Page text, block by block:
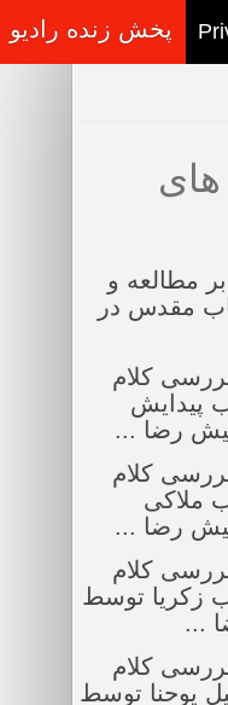
پخش زنده رادیو
های
مطالعه و
مقدس در
کلام
پیدایش
رضا ...
کلام
ملاکی
رضا ...
کلام
زکریا توسط
...
کلام
یوحنا توسط